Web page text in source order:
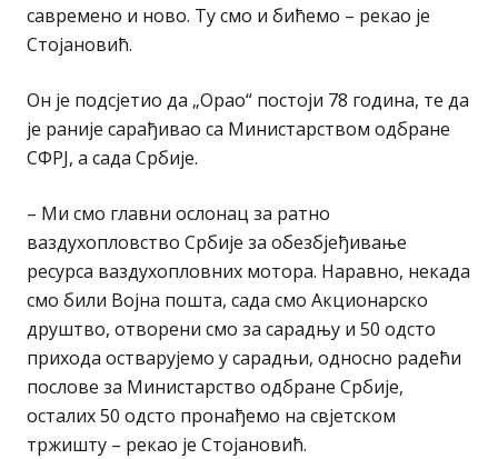
савремено и ново. Ту смо и бићемо – рекао је
Стојановић.
Он је подсјетио да „Орао“ постоји 78 година, те да
је раније сарађивао са Министарством одбране
СФРЈ, а сада Србије.
– Ми смо главни ослонац за ратно
ваздухопловство Србије за обезбјеђивање
ресурса ваздухопловних мотора. Наравно, некада
смо били Војна пошта, сада смо Акционарско
друштво, отворени смо за сарадњу и 50 одсто
прихода остварујемо у сарадњи, односно радећи
послове за Министарство одбране Србије,
осталих 50 одсто пронађемо на свјетском
тржишту – рекао је Стојановић.